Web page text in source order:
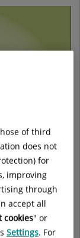
of third
does not
for
improving
through
accept all
cookies" or
Settings. For